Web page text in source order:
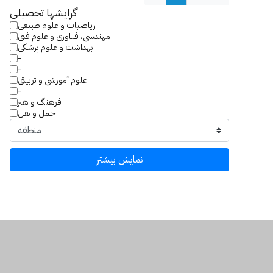
گرایش­ها تحصیلی
ریاضیات و علوم طبیعی
مهندسی، فناوری و علوم فنی
بهداشت و علوم پرشکی
-
-
علوم آموزشی و تربیتی
-
فرهنگ و هنر
حمل و نقل
نمایش بیشتر